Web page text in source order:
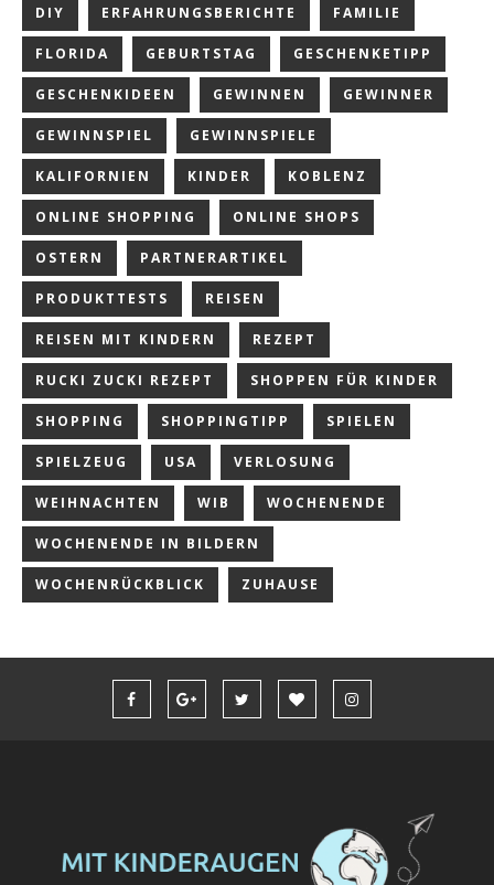
DIY ERFAHRUNGSBERICHTE FAMILIE
FLORIDA GEBURTSTAG GESCHENKETIPP
GESCHENKIDEEN GEWINNEN GEWINNER
GEWINNSPIEL GEWINNSPIELE
KALIFORNIEN KINDER KOBLENZ
ONLINE SHOPPING ONLINE SHOPS
OSTERN PARTNERARTIKEL
PRODUKTTESTS REISEN
REISEN MIT KINDERN REZEPT
RUCKI ZUCKI REZEPT SHOPPEN FÜR KINDER
SHOPPING SHOPPINGTIPP SPIELEN
SPIELZEUG USA VERLOSUNG
WEIHNACHTEN WIB WOCHENENDE
WOCHENENDE IN BILDERN
WOCHENRÜCKBLICK ZUHAUSE